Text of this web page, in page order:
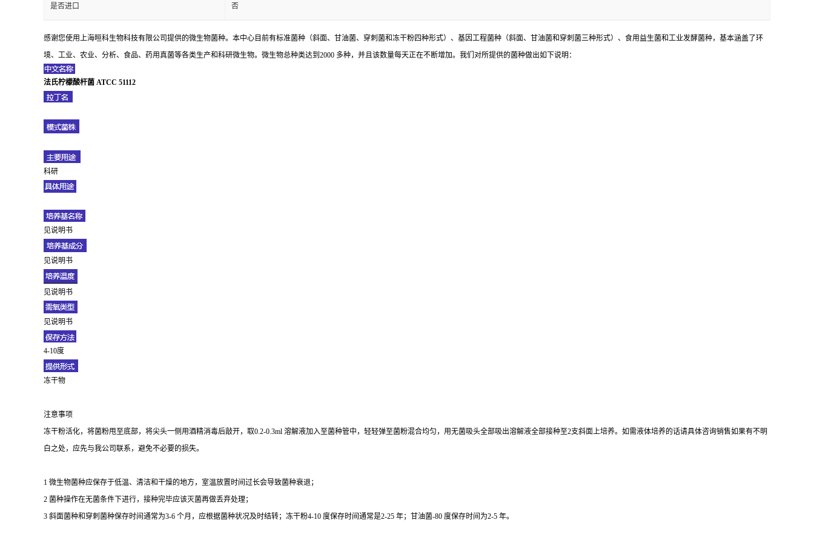
是否进口 否
感谢您使用上海晅科生物科技有限公司提供的微生物菌种。本中心目前有标准菌种（斜面、甘油菌、穿刺菌和冻干粉四种形式）、基因工程菌种（斜面、甘油菌和穿刺菌三种形式）、食用益生菌和工业发酵菌种，基本涵盖了环
境、工业、农业、分析、食品、药用真菌等各类生产和科研微生物。微生物总种类达到2000 多种，并且该数量每天正在不断增加。我们对所提供的菌种做出如下说明：
法氏柠檬酸杆菌 ATCC 51112
科研
见说明书
见说明书
见说明书
见说明书
4-10度
冻干物
注意事项
冻干粉活化，将菌粉甩至底部，将尖头一侧用酒精消毒后敲开，取0.2-0.3ml 溶解液加入至菌种管中，轻轻弹至菌粉混合均匀，用无菌吸头全部吸出溶解液全部接种至2支斜面上培养。如需液体培养的话请具体咨询销售如果有不明
白之处，应先与我公司联系，避免不必要的损失。
1 微生物菌种应保存于低温、清洁和干燥的地方，室温放置时间过长会导致菌种衰退；
2 菌种操作在无菌条件下进行，接种完毕应该灭菌再做丢弃处理；
3 斜面菌种和穿刺菌种保存时间通常为3-6 个月，应根据菌种状况及时结转；冻干粉4-10 度保存时间通常是2-25 年；甘油菌-80 度保存时间为2-5 年。